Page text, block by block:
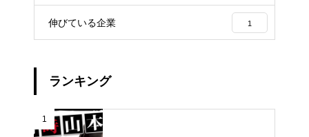
伸びている企業 1
ランキング
1